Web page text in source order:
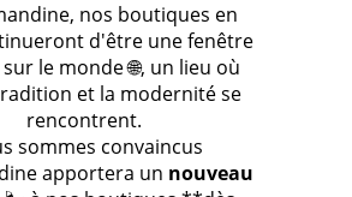
nos boutiques en
d'être une fenêtre
le monde 🌐, un lieu où
et la modernité se
rencontrent.
sommes convaincus
apportera un nouveau